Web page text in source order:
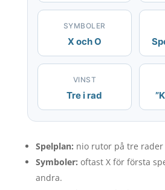
SYMBOLER
X och O
VINST
Tre i rad
Spelplan: nio rutor på tre
Symboler: oftast X för första
andra.